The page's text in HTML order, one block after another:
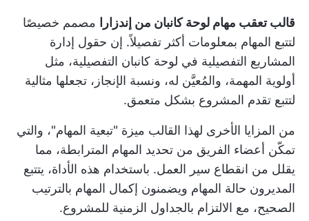
قالب تعقب مهام لوحة كانبان من إندزارا مصمم خصيصًا
لتتبع المهام بمعلومات أكثر تفصيلاً. إن حقول إدارة
المشاريع التفصيلية في لوحة كانبان التفصيلية، مثل
أولوية المهمة، والمُعيَّن له، ونسبة الإنجاز، تجعلها مثالية
لتتبع تقدم المشروع بشكل متعمق.
من المزايا الأخرى لهذا القالب ميزة "تبعية المهام"، والتي
تمكّن أعضاء الفريق من تحديد المهام المترابطة، مما
يقلل من انقطاع سير العمل. باستخدام هذه الأداة، يتتبع
المديرون حالة المهام ويضمنون إكمال المهام بالترتيب
الصحيح، مع الالتزام بالجداول الزمنية للمشروع.